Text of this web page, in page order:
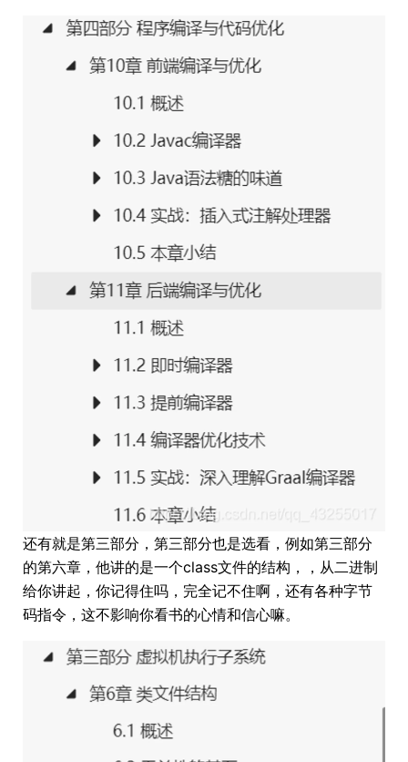
还有就是第三部分，第三部分也是选看，例如第三部分
的第六章，他讲的是一个class文件的结构，，从二进制
给你讲起，你记得住吗，完全记不住啊，还有各种字节
码指令，这不影响你看书的心情和信心嘛。